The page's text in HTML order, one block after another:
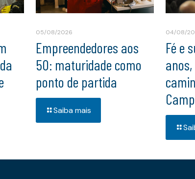
05/08/2026
Empreendedores aos
50: maturidade como
ponto de partida
Saiba mais
04/08/
Fé e